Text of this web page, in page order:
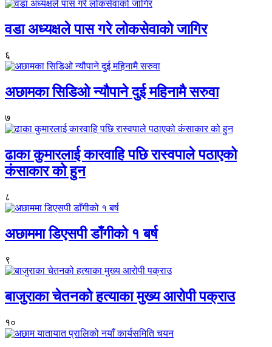
वडा अध्यक्षले पास गरे लोकसेवाको जागिर
६
अछामका सिडिओ न्यौपाने दुई महिनामै सरुवा
७
ढाका कुमारलाई कारवाहि पछि रास्वपाले पठाएको
कंसाकार को हुन
८
अछाममा डिएसपी डाँगीको १ बर्ष
९
बाजुराका चेतनको हत्याका मुख्य आरोपी पक्राउ
१०